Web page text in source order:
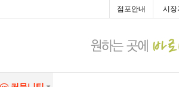
점포안내 시장